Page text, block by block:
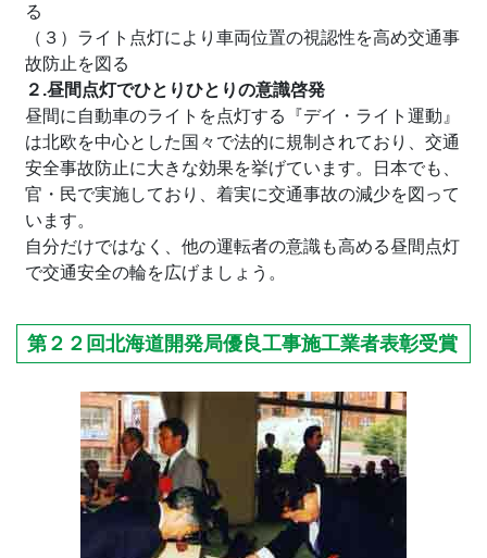
る
（３）ライト点灯により車両位置の視認性を高め交通事
故防止を図る
２.昼間点灯でひとりひとりの意識啓発
昼間に自動車のライトを点灯する『デイ・ライト運動』
は北欧を中心とした国々で法的に規制されており、交通
安全事故防止に大きな効果を挙げています。日本でも、
官・民で実施しており、着実に交通事故の減少を図って
います。
自分だけではなく、他の運転者の意識も高める昼間点灯
で交通安全の輪を広げましょう。
第２２回北海道開発局優良工事施工業者表彰受賞